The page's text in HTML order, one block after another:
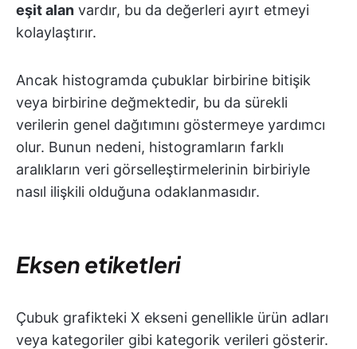
eşit alan vardır, bu da değerleri ayırt etmeyi
kolaylaştırır.
Ancak histogramda çubuklar birbirine bitişik
veya birbirine değmektedir, bu da sürekli
verilerin genel dağıtımını göstermeye yardımcı
olur. Bunun nedeni, histogramların farklı
aralıkların veri görselleştirmelerinin birbiriyle
nasıl ilişkili olduğuna odaklanmasıdır.
Eksen etiketleri
Çubuk grafikteki X ekseni genellikle ürün adları
veya kategoriler gibi kategorik verileri gösterir.